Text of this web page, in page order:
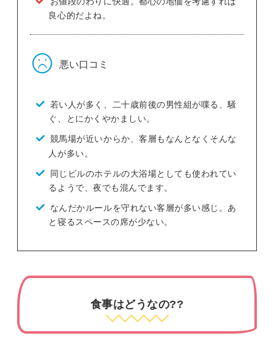
良心的だよね。
悪い口コミ
若い人が多く、二十歳前後の男性組が喋る、騒
ぐ、とにかくやかましい。
競馬場が近いからか、客層もなんとなくそんな
人が多い。
同じビルのホテルの大浴場としても使われてい
るようで、夜でも混んでます。
なんだかルールを守れない客層が多い感じ。あ
と寝るスペースの席が少ない。
食事はどうなの??